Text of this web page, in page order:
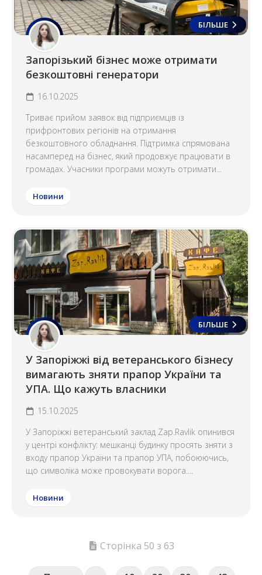
БІЛЬШЕ
Запорізький бізнес може отримати
безкоштовні генератори
16.10.2025
Триває прийом заявок від підприємців із
прифронтових регіонів на отримання
безкоштовного обладнання. Підтримка спрямована
насамперед на бізнес, який продовжує працювати в
громадах. Учасники програми можуть отримати...
Новини
БІЛЬШЕ
У Запоріжжі від ветеранського бізнесу
вимагають зняти прапор України та
УПА. Що кажуть власники
15.10.2025
У Запоріжжі ветеранський заклад Zap.Ravlik опинився
у центрі конфлікту: мешканці будинку просять зняти з
входу прапор України та прапор УПА, побоюючись,
що символіка може провокувати ворога....
Новини
Сторінка 50 з 63